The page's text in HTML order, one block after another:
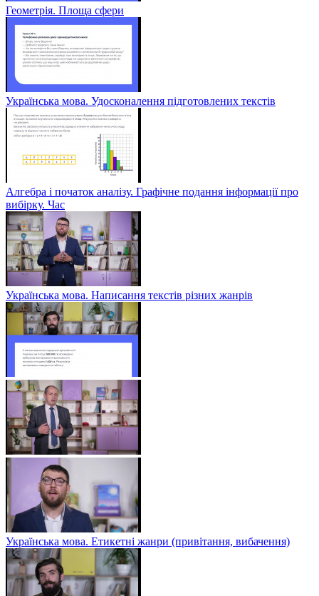
Геометрія. Площа сфери
Українська мова. Удосконалення підготовлених текстів
Алгебра і початок аналізу. Графічне подання інформації про
вибірку. Час
Українська мова. Написання текстів різних жанрів
Українська мова. Етикетні жанри (привітання, вибачення)